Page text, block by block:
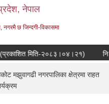
नेपाल
नगरमै छ जिन्दगी-विकासमा
मिति-२०८३।०४।२१)
मझुवागढी नगरपालिका क्षेत्रमा राहत